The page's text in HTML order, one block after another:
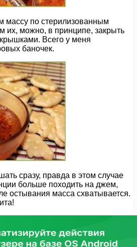
массу по стерилизованным
их, можно, в принципе, закрыть
Всего у меня
баночек.
сразу, правда в этом случае
больше походить на джем,
остывания масса схватывается.